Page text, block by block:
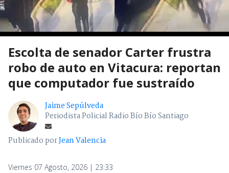
Escolta de senador Carter frustra
robo de auto en Vitacura: reportan
que computador fue sustraído
Jaime Sepúlveda
Periodista Policial Radio Bío Bío Santiago
Publicado porJean Valencia
Viernes 07 Agosto, 2026 | 23:33